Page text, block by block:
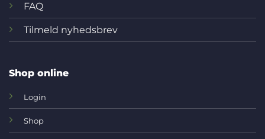
FAQ
Tilmeld nyhedsbrev
Shop online
Login
Shop